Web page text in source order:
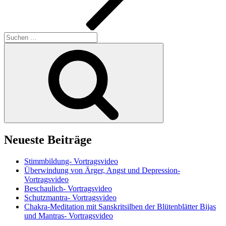
Suchen
nach:
Neueste Beiträge
Stimmbildung- Vortragsvideo
Überwindung von Ärger, Angst und Depression-
Vortragsvideo
Beschaulich- Vortragsvideo
Schutzmantra- Vortragsvideo
Chakra-Meditation mit Sanskritsilben der Blütenblätter Bijas
und Mantras- Vortragsvideo